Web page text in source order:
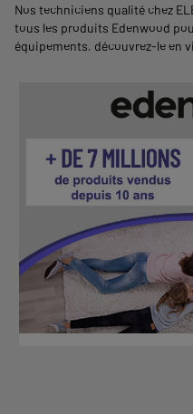
Nos techniciens qualité chez
tous les produits Edenwood
équipements, découvrez-le en